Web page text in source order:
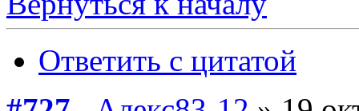
Ответить с цитатой